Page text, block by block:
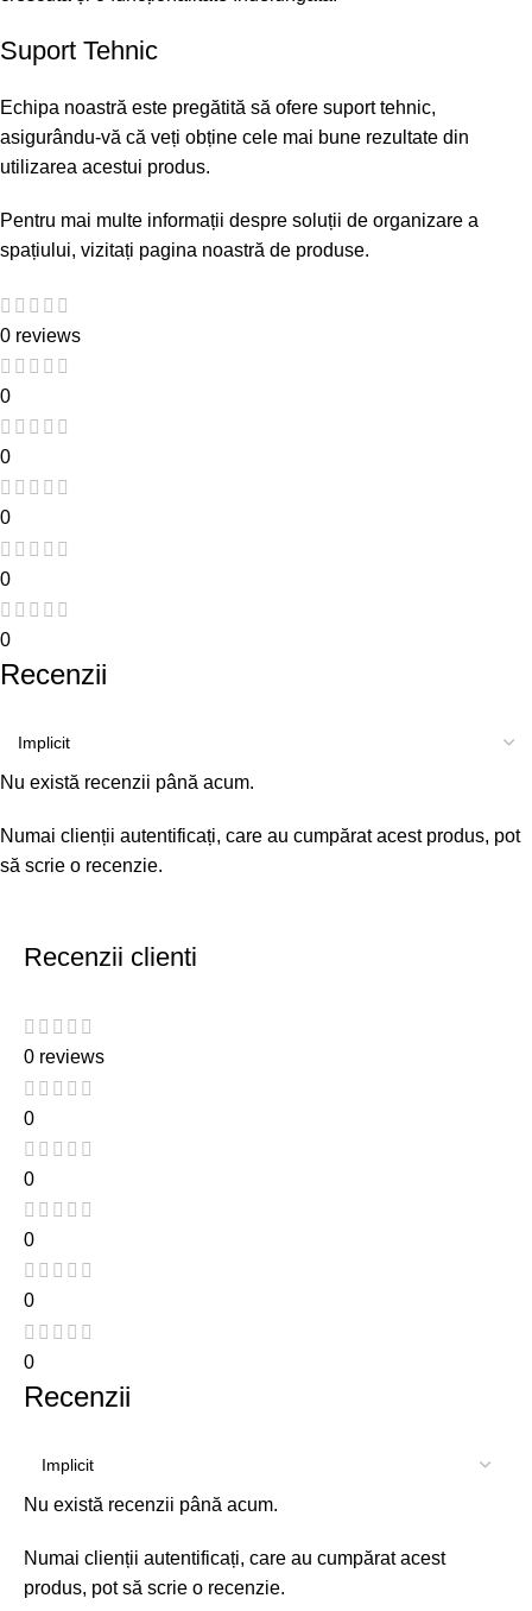
Suport Tehnic
Echipa noastră este pregătită să ofere suport tehnic,
asigurându-vă că veți obține cele mai bune rezultate din
utilizarea acestui produs.
Pentru mai multe informații despre soluții de organizare a
spațiului, vizitați pagina noastră de produse.
0 reviews
0
0
0
0
0
Recenzii
Nu există recenzii până acum.
Numai clienții autentificați, care au cumpărat acest produs, pot
să scrie o recenzie.
Recenzii clienti
0 reviews
0
0
0
0
0
Recenzii
Nu există recenzii până acum.
Numai clienții autentificați, care au cumpărat acest
produs, pot să scrie o recenzie.